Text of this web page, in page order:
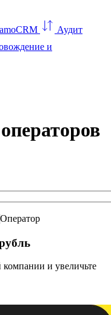
Аудит
и
Оператор
компании и увеличьте